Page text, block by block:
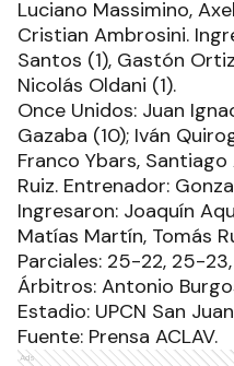
Luciano Massimino,
Cristian Ambrosini.
Santos (1), Gastón
Nicolás Oldani (1).
Once Unidos: Juan
Gazaba (10); Iván
Franco Ybars, Santiago
Ruiz. Entrenador:
Ingresaron: Joaquín
Matías Martín, Tomás
Parciales: 25-22, 25-
Árbitros: Antonio
Estadio: UPCN San
Fuente: Prensa ACLAV.
Ads